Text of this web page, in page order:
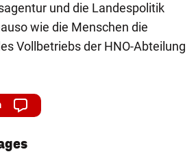
und die Landespolitik
wie die Menschen die
Vollbetriebs der HNO-Abteilung